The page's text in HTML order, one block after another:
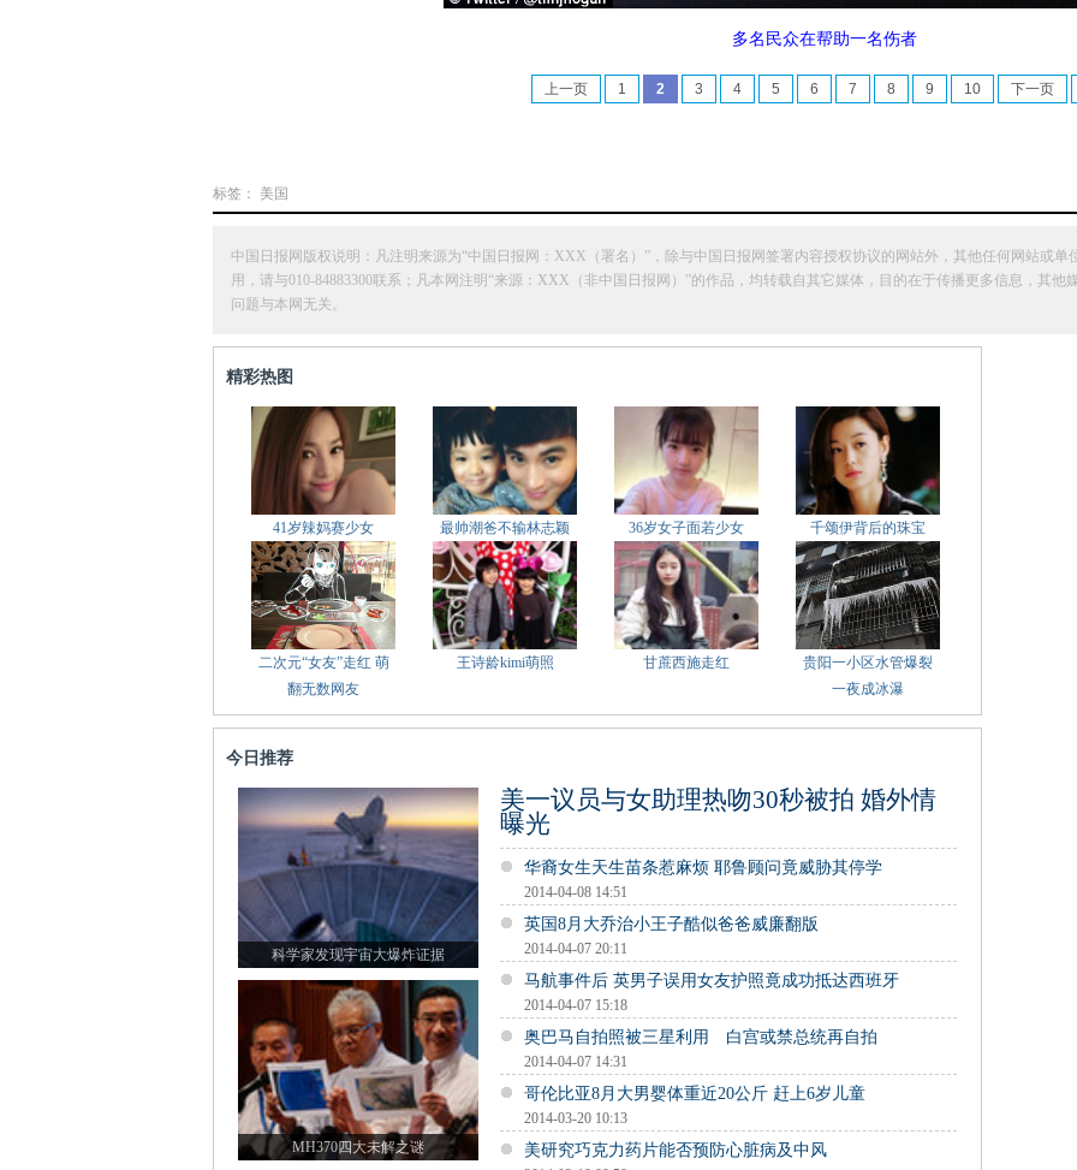
多名民众在帮助一名伤者
上一页 1 2 3 4 5 6 7 8 9 10 下一页
标签： 美国
中国日报网版权说明：凡注明来源为“中国日报网：XXX（署名）”，除与中国日报网签署内容授权协议的网站外，其他任何网站或
用，请与010-84883300联系；凡本网注明“来源：XXX（非中国日报网）”的作品，均转载自其它媒体，目的在于传播更多信息，其
问题与本网无关。
精彩热图
41岁辣妈赛少女 最帅潮爸不输林志颖 36岁女子面若少女 千颂伊背后的珠宝
二次元“女友”走红 萌
翻无数网友
王诗龄kimi萌照 甘蔗西施走红
贵阳一小区水管爆裂
一夜成冰瀑
今日推荐
科学家发现宇宙大爆炸证据
MH370四大未解之谜
美一议员与女助理热吻30秒被拍 婚外情
曝光
华裔女生天生苗条惹麻烦 耶鲁顾问竟威胁其停学
2014-04-08 14:51
英国8月大乔治小王子酷似爸爸威廉翻版
2014-04-07 20:11
马航事件后 英男子误用女友护照竟成功抵达西班牙
2014-04-07 15:18
奥巴马自拍照被三星利用 白宫或禁总统再自拍
2014-04-07 14:31
哥伦比亚8月大男婴体重近20公斤 赶上6岁儿童
2014-03-20 10:13
美研究巧克力药片能否预防心脏病及中风